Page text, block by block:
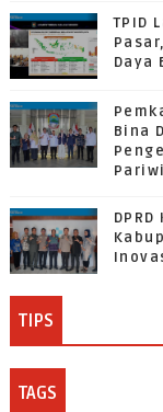
TPID
Daya
Bina
TIPS
TAGS